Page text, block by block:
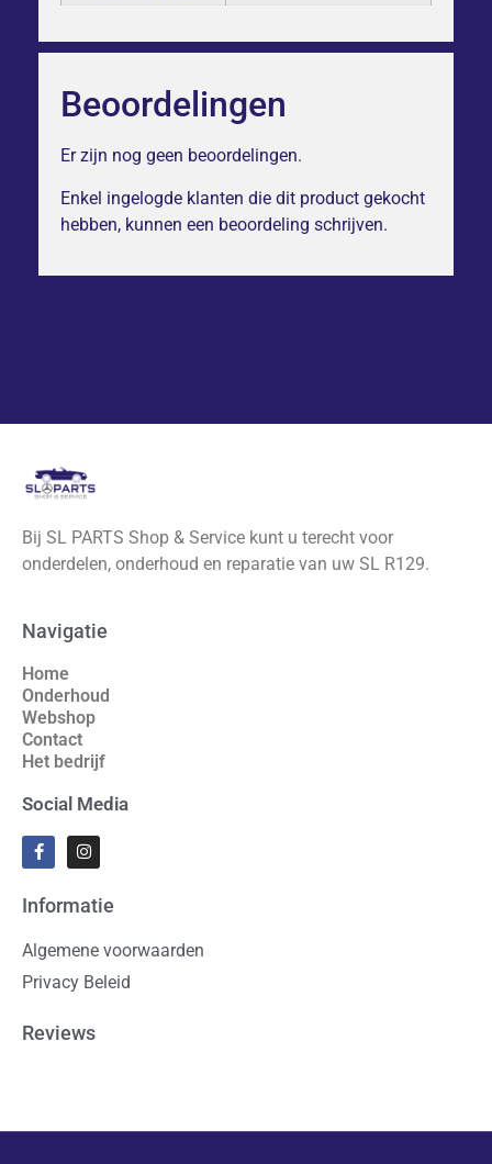
Beoordelingen
Er zijn nog geen beoordelingen.
Enkel ingelogde klanten die dit product gekocht
hebben, kunnen een beoordeling schrijven.
Bij SL PARTS Shop & Service kunt u terecht voor
onderdelen, onderhoud en reparatie van uw SL R129.
Navigatie
Home
Onderhoud
Webshop
Contact
Het bedrijf
Social Media
Informatie
Algemene voorwaarden
Privacy Beleid
Reviews